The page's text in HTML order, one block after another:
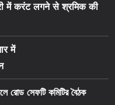
में करंट लगने से श्रमिक की
में
রোড সেফটি কমিটির বৈঠক